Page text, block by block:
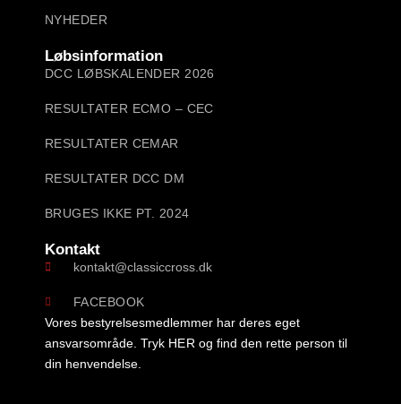
NYHEDER
Løbsinformation
DCC LØBSKALENDER 2026
RESULTATER ECMO – CEC
RESULTATER CEMAR
RESULTATER DCC DM
BRUGES IKKE PT. 2024
Kontakt
kontakt@classiccross.dk
FACEBOOK
Vores bestyrelsesmedlemmer har deres eget
ansvarsområde. Tryk HER og find den rette person til
din henvendelse.